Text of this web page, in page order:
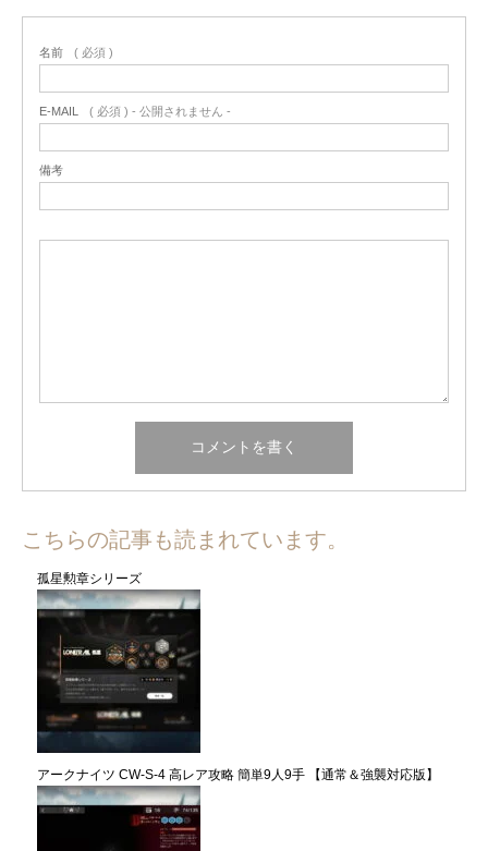
名前 ( 必須 )
E-MAIL ( 必須 ) - 公開されません -
備考
こちらの記事も読まれています。
孤星勲章シリーズ
アークナイツ CW-S-4 高レア攻略 簡単9人9手 【通常＆強襲対応版】